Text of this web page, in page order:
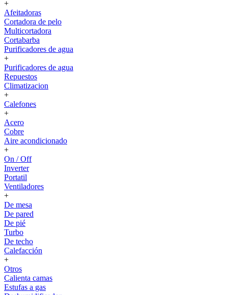
+
Afeitadoras
Cortadora de pelo
Multicortadora
Cortabarba
Purificadores de agua
+
Purificadores de agua
Repuestos
Climatizacion
+
Calefones
+
Acero
Cobre
Aire acondicionado
+
On / Off
Inverter
Portatil
Ventiladores
+
De mesa
De pared
De pié
Turbo
De techo
Calefacción
+
Otros
Calienta camas
Estufas a gas